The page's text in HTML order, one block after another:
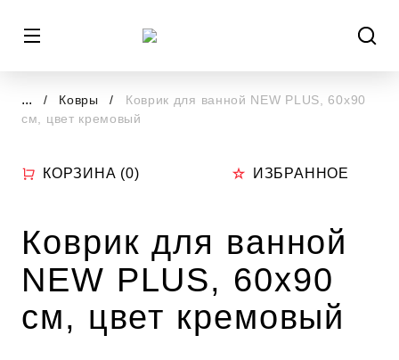
... Ковры
Коврик для ванной NEW PLUS, 60х90
см, цвет кремовый
КОРЗИНА (0) ИЗБРАННОЕ
Коврик для ванной
NEW PLUS, 60х90
см, цвет кремовый